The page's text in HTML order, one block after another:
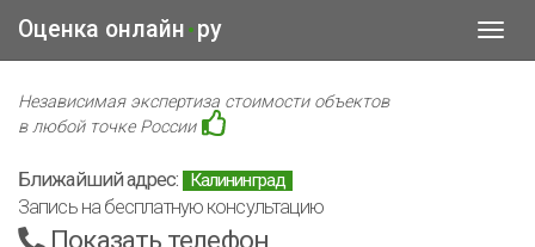
Оценка онлайн • ру
Независимая экспертиза стоимости объектов
в любой точке России
Ближайший адрес: Калининград
Запись на бесплатную консультацию
Показать телефон